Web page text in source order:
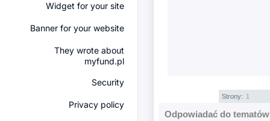
Widget for your site
Banner for your website
They wrote about
myfund.pl
Security
Privacy policy
Strony: 1
Odpowiadać do